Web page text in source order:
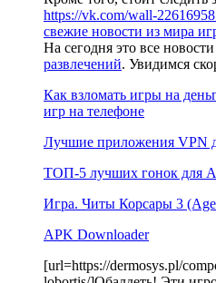
https://vk.com/wall-
свежие новости из мира
На сегодня это все
развлечений. Увидимся
Как взломать игры на
игр на телефоне
Лучшие приложения VPN
ТОП-5 лучших гонок для
Игра. Читы Корсары 3 (Age
APK Downloader
[url=https://dermosys.pl/